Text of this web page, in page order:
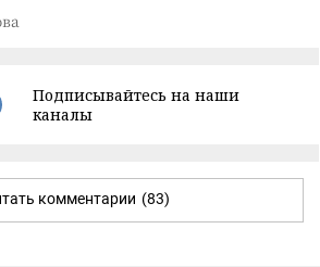
Подписывайтесь на наши
каналы
комментарии (83)